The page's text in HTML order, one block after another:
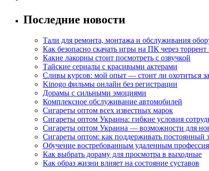
Последние новости
Тали для ремонта, монтажа и обслуживания
Как безопасно скачать игры на ПК через
Какие лакорны стоит посмотреть с озвучкой
Тайские сериалы с красивыми актерами
Сливы курсов: мой опыт — стоит ли охотиться
Kinogo фильмы онлайн без регистрации
Дорамы с сильными эмоциями
Комплексное обслуживание автомобилей
Сигареты оптом всех известных марок
Сигареты оптом Украина: гибкие условия
Сигареты оптом Украина — возможности для
Сигареты оптом: как поддерживать постоянный
Обучение востребованным удаленным
Как выбрать дораму для просмотра в выходные
Как образ жизни влияет на состояние суставов